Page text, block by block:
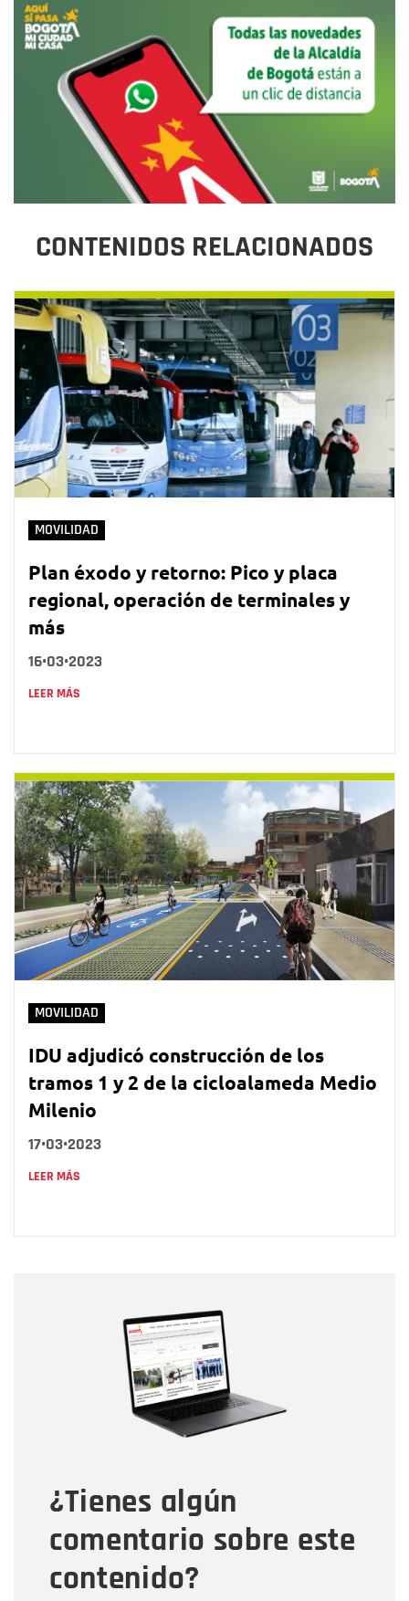
CONTENIDOS RELACIONADOS
MOVILIDAD
Plan éxodo y retorno: Pico y placa
regional, operación de terminales y
más
16•03•2023
LEER MÁS
MOVILIDAD
IDU adjudicó construcción de los
tramos 1 y 2 de la cicloalameda Medio
Milenio
17•03•2023
LEER MÁS
¿Tienes algún
comentario sobre este
contenido?
Correo electrónico
Tipo de comentario
Mensaje